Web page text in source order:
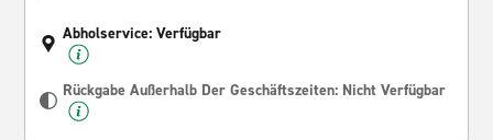
Abholservice: Verfügbar
Rückgabe Außerhalb Der Geschäftszeiten: Nicht Verfügbar